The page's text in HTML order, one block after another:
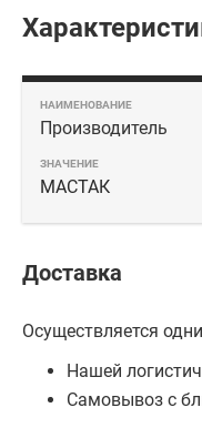
Производитель
МАСТАК
Доставка
Осуществляется
Нашей
Самовывоз с